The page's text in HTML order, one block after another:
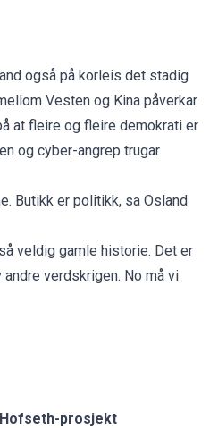
også på korleis det stadig
Vesten og Kina påverkar
at fleire og fleire demokrati er
og cyber-angrep trugar
Butikk er politikk, sa Osland
veldig gamle historie. Det er
verdskrigen. No må vi
prosjekt